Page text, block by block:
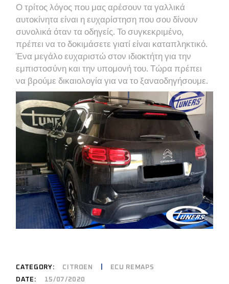
Ο τρίτος λόγος που μας αρέσουν τα γαλλικά
αυτοκίνητα είναι η ευχαρίστηση που σου δίνουν
συνολικά όταν τα οδηγείς. Το συγκεκριμένο,
πρέπει να το δοκιμάσετε γιατί είναι καταπληκτικό.
Ένα μεγάλο ευχαριστώ στον ιδιοκτήτη για την
εμπιστοσύνη και την υπομονή του. Τώρα πρέπει
να βρούμε δικαιολογία για να το ξαναοδηγήσουμε.
CATEGORY: CITROEN
ECU REMAPS
DATE:
15/07/2020